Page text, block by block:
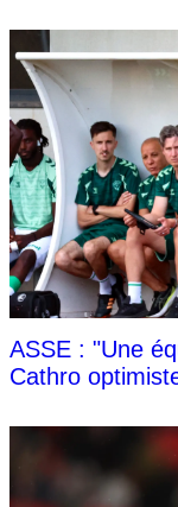
ASSE : "Une
Cathro